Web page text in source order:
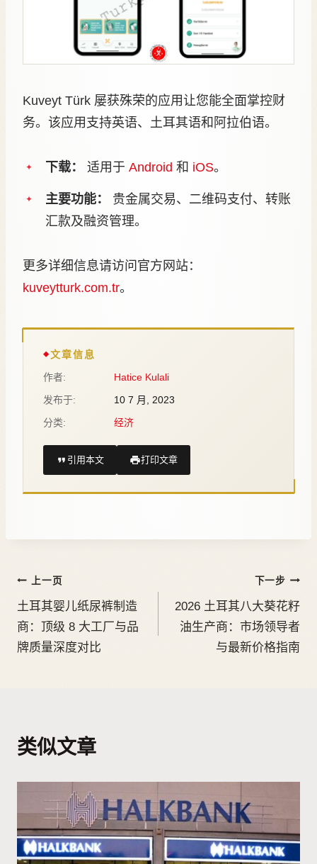
Kuveyt Türk 屡获殊荣的应用让您能全面掌控财
务。该应用支持英语、土耳其语和阿拉伯语。
下载： 适用于 Android 和 iOS。
主要功能：
贵金属交易、二维码支付、转账
汇款及融资管理。
更多详细信息请访问官方网站：
kuveytturk.com.tr。
文章信息
作者:
Hatice Kulali
发布于:
10 7 月, 2023
分类:
经济
引用本文 打印文章
上一页
土耳其婴儿纸尿裤制造
商：顶级 8 大工厂与品
牌质量深度对比
下一步
2026 土耳其八大葵花籽
油生产商：市场领导者
与最新价格指南
类似文章